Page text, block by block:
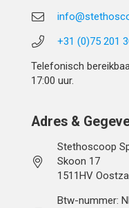
+31 (0)75 201
Telefonisch
17:00 uur.
Adres &
Stethoscoop
Skoon 17
1511HV
Btw-nummer: